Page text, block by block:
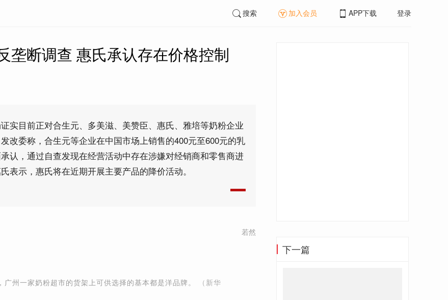
搜索 加入会员 APP下载 登录
垄断调查 惠氏承认存在价格控制
实目前正对合生元、多美滋、美赞臣、惠氏、雅培等奶粉企业
改委称，合生元等企业在中国市场上销售的400元至600元的乳
认，通过自查发现在经营活动中存在涉嫌对经销商和零售商进
表示，惠氏将在近期开展主要产品的降价活动。
若然
州一家奶粉超市的货架上可供选择的基本都是洋品牌。
（新华
下一篇